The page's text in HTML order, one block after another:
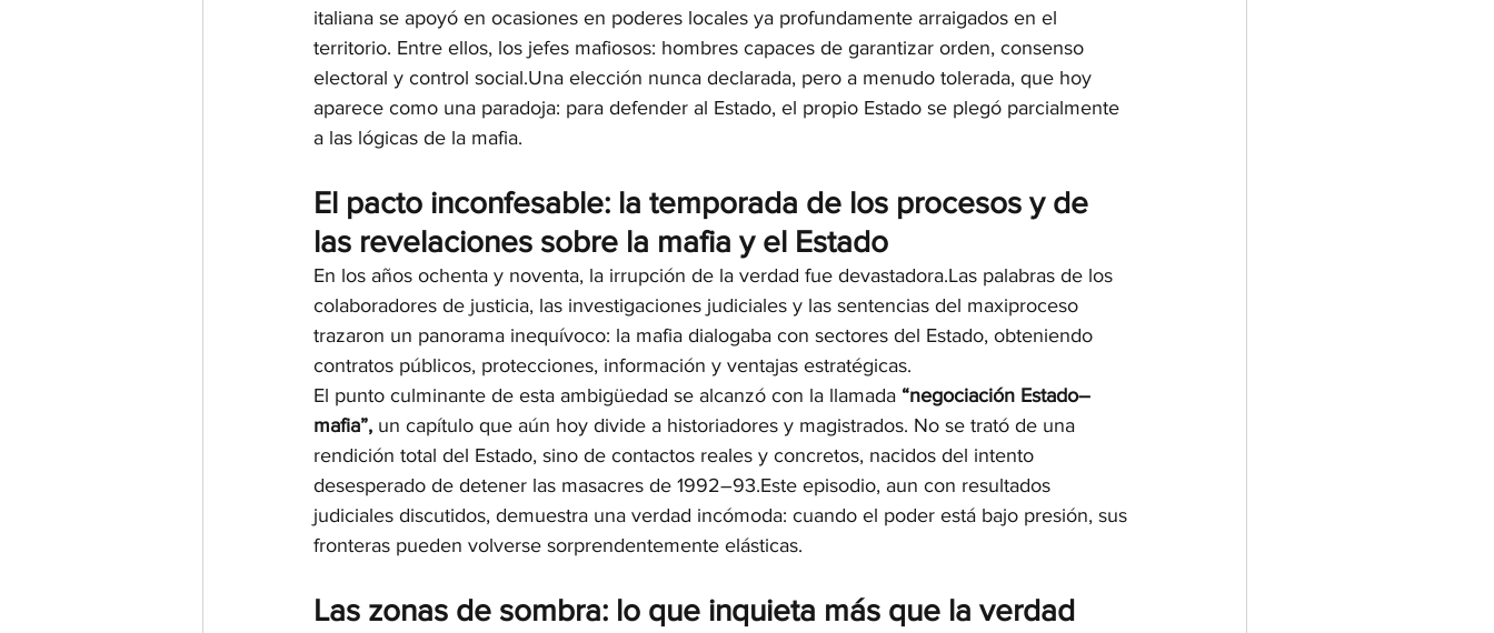
italiana se apoyó en ocasiones en poderes locales ya profundamente arraigados en el
territorio. Entre ellos, los jefes mafiosos: hombres capaces de garantizar orden, consenso
electoral y control social.Una elección nunca declarada, pero a menudo tolerada, que hoy
aparece como una paradoja: para defender al Estado, el propio Estado se plegó parcialmente
a las lógicas de la mafia.
El pacto inconfesable: la temporada de los procesos y de
las revelaciones sobre la mafia y el Estado
En los años ochenta y noventa, la irrupción de la verdad fue devastadora.Las palabras de los
colaboradores de justicia, las investigaciones judiciales y las sentencias del maxiproceso
trazaron un panorama inequívoco: la mafia dialogaba con sectores del Estado, obteniendo
contratos públicos, protecciones, información y ventajas estratégicas.
El punto culminante de esta ambigüedad se alcanzó con la llamada “negociación Estado–
mafia”, un capítulo que aún hoy divide a historiadores y magistrados. No se trató de una
rendición total del Estado, sino de contactos reales y concretos, nacidos del intento
desesperado de detener las masacres de 1992–93.Este episodio, aun con resultados
judiciales discutidos, demuestra una verdad incómoda: cuando el poder está bajo presión, sus
fronteras pueden volverse sorprendentemente elásticas.
Las zonas de sombra: lo que inquieta más que la verdad